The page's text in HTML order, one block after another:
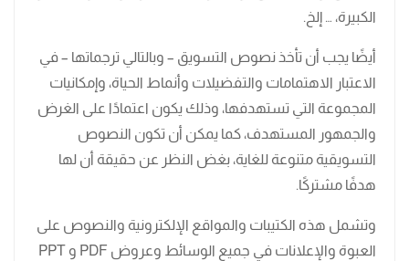
الكبيرة، … إلخ.
أيضًا يجب أن تأخذ نصوص التسويق – وبالتالي ترجماتها – في
الاعتبار الاهتمامات والتفضيلات وأنماط الحياة، وإمكانيات
المجموعة التي تستهدفها، وذلك يكون اعتمادًا على الغرض
والجمهور المستهدف، كما يمكن أن تكون النصوص
التسويقية متنوعة للغاية، بغض النظر عن حقيقة أن لها
هدفًا مشتركًا.
وتشمل هذه الكتيبات والمواقع الإلكترونية والنصوص على
العبوة والإعلانات في جميع الوسائط وعروض PDF و PPT